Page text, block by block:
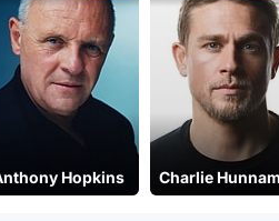
Hopkins Charlie Hunnam